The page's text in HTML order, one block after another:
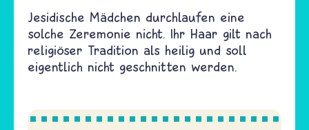
Jesidische Mädchen durchlaufen eine
solche Zeremonie nicht. Ihr Haar gilt nach
religiöser Tradition als heilig und soll
eigentlich nicht geschnitten werden.